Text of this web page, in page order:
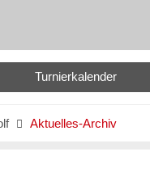
Turnierkalender
 Aktuelles-Archiv